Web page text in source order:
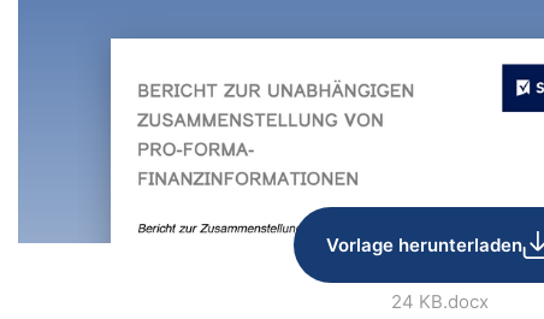
Vorlage herunterladen
24 KB.docx